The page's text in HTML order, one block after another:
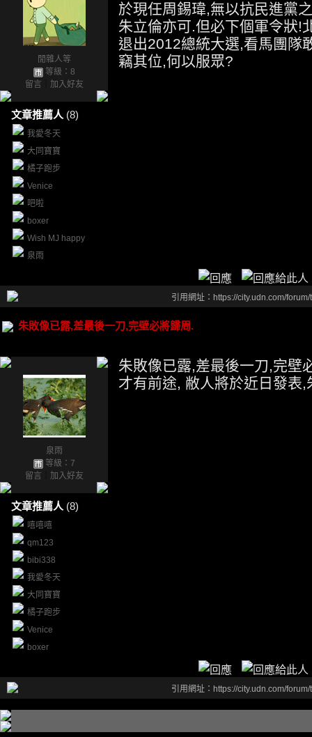
閒雜人等
等級：8
留言
加入好友
文章推薦人 (8)
我愛冬天
大同寶寶
橘子跑步
Venice
吧啦
boxer
Wish MJ happy
泉雨
於現任周錫瑋,無以抗民進黨
朱立倫亦可.但必下個軍令狀!
退出2012總統大選,看馬團隊
竊其位,何以服眾?
引用網址：https://city.udn.com/
朱敗像已露,差最後一刀,完壁必將歸周.
泉雨
等級：7
留言
加入好友
文章推薦人 (8)
嘻嘻嘻
qm123
bibi338
我愛冬天
大同寶寶
橘子跑步
Venice
boxer
朱敗像已露,差最後一刀,完壁
才有前途, 敝人將於近日發表
引用網址：https://city.udn.com/